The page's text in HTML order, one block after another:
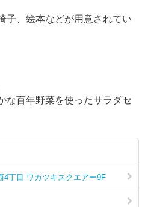
子、絵本などが用意されてい
な百年野菜を使ったサラダセ
4丁目 ワカツキスクエアー9F